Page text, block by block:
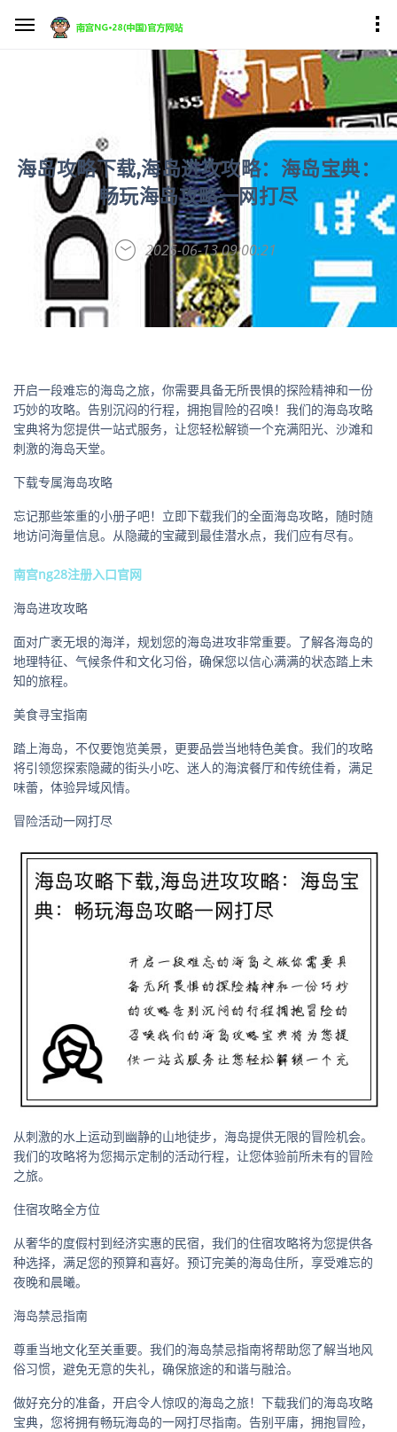
海岛攻略下载,海岛进攻攻略：海岛宝典：
畅玩海岛攻略一网打尽
2025-06-13 09:00:21
开启一段难忘的海岛之旅，你需要具备无所畏惧的探险精神和一份
巧妙的攻略。告别沉闷的行程，拥抱冒险的召唤！我们的海岛攻略
宝典将为您提供一站式服务，让您轻松解锁一个充满阳光、沙滩和
刺激的海岛天堂。
下载专属海岛攻略
忘记那些笨重的小册子吧！立即下载我们的全面海岛攻略，随时随
地访问海量信息。从隐藏的宝藏到最佳潜水点，我们应有尽有。
南宫ng28注册入口官网
海岛进攻攻略
面对广袤无垠的海洋，规划您的海岛进攻非常重要。了解各海岛的
地理特征、气候条件和文化习俗，确保您以信心满满的状态踏上未
知的旅程。
美食寻宝指南
踏上海岛，不仅要饱览美景，更要品尝当地特色美食。我们的攻略
将引领您探索隐藏的街头小吃、迷人的海滨餐厅和传统佳肴，满足
味蕾，体验异域风情。
冒险活动一网打尽
从刺激的水上运动到幽静的山地徒步，海岛提供无限的冒险机会。
我们的攻略将为您揭示定制的活动行程，让您体验前所未有的冒险
之旅。
住宿攻略全方位
从奢华的度假村到经济实惠的民宿，我们的住宿攻略将为您提供各
种选择，满足您的预算和喜好。预订完美的海岛住所，享受难忘的
夜晚和晨曦。
海岛禁忌指南
尊重当地文化至关重要。我们的海岛禁忌指南将帮助您了解当地风
俗习惯，避免无意的失礼，确保旅途的和谐与融洽。
做好充分的准备，开启令人惊叹的海岛之旅！下载我们的海岛攻略
宝典，您将拥有畅玩海岛的一网打尽指南。告别平庸，拥抱冒险，